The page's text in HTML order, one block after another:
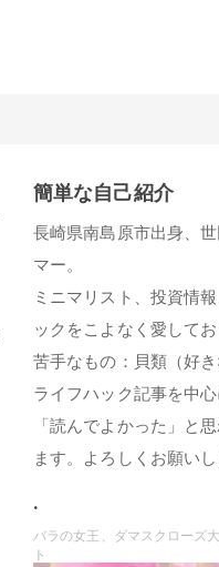
簡単な自己紹介
長崎県南島原市出身、
マー。
ミニマリスト、投資情
ックをこよなく愛してお
苦手なもの：貝類（好き
ライフハック記事を中
「読んでよかった」と
ます。よろしくお願いし
.
バラの女王、ダマスクローズ
ト